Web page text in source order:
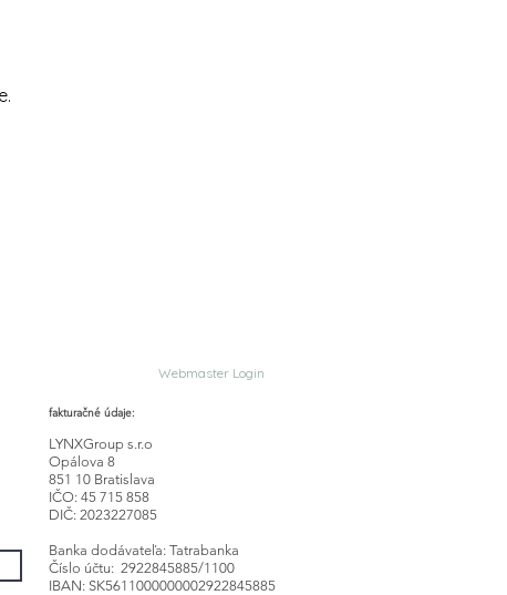
Webmaster Login
fakturačné údaje:
LYNXGroup s.r.o
Opálova 8
851 10 Bratislava
IČO: 45 715 858
DIČ: 2023227085
Banka dodávateľa: Tatrabanka
Číslo účtu: 2922845885/1100
IBAN: SK5611000000002922845885